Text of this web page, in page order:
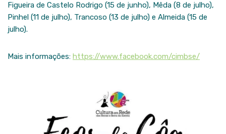
Figueira de Castelo Rodrigo (15 de junho), Mêda (8 de julho),
Pinhel (11 de julho), Trancoso (13 de julho) e Almeida (15 de
julho).
Mais informações: https://www.facebook.com/cimbse/